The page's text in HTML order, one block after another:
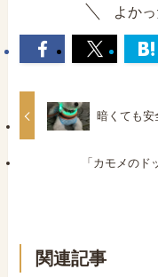
よか
暗くても安
「カモメのド
関連記事